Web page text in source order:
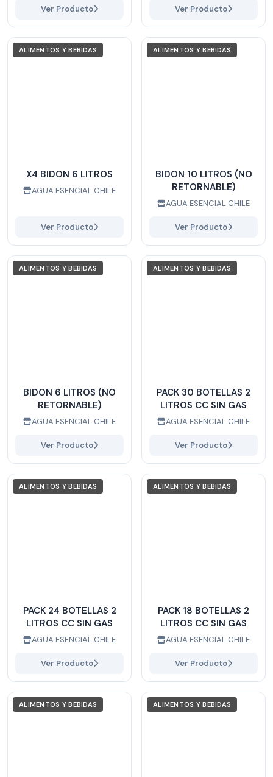
Ver Producto Ver Producto
ALIMENTOS Y BEBIDAS
X4 BIDON 6 LITROS
AGUA ESENCIAL CHILE
Ver Producto
ALIMENTOS Y BEBIDAS
BIDON 10 LITROS (NO
RETORNABLE)
AGUA ESENCIAL CHILE
Ver Producto
ALIMENTOS Y BEBIDAS
BIDON 6 LITROS (NO
RETORNABLE)
AGUA ESENCIAL CHILE
Ver Producto
ALIMENTOS Y BEBIDAS
PACK 30 BOTELLAS 2
LITROS CC SIN GAS
AGUA ESENCIAL CHILE
Ver Producto
ALIMENTOS Y BEBIDAS
PACK 24 BOTELLAS 2
LITROS CC SIN GAS
AGUA ESENCIAL CHILE
Ver Producto
ALIMENTOS Y BEBIDAS
PACK 18 BOTELLAS 2
LITROS CC SIN GAS
AGUA ESENCIAL CHILE
Ver Producto
ALIMENTOS Y BEBIDAS ALIMENTOS Y BEBIDAS